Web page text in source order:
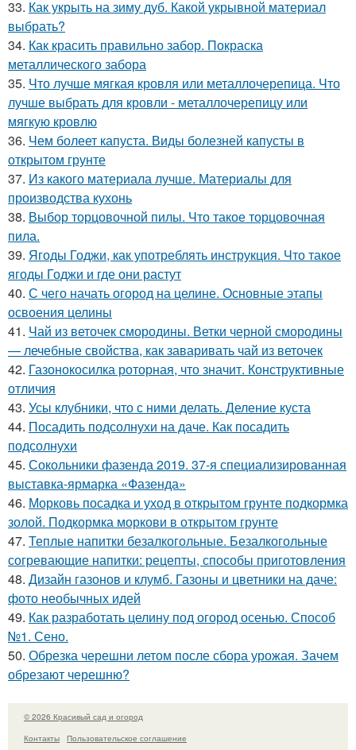
33. Как укрыть на зиму дуб. Какой укрывной материал
выбрать?
34. Как красить правильно забор. Покраска
металлического забора
35. Что лучше мягкая кровля или металлочерепица. Что
лучше выбрать для кровли - металлочерепицу или
мягкую кровлю
36. Чем болеет капуста. Виды болезней капусты в
открытом грунте
37. Из какого материала лучше. Материалы для
производства кухонь
38. Выбор торцовочной пилы. Что такое торцовочная
пила.
39. Ягоды Годжи, как употреблять инструкция. Что такое
ягоды Годжи и где они растут
40. С чего начать огород на целине. Основные этапы
освоения целины
41. Чай из веточек смородины. Ветки черной смородины
— лечебные свойства, как заваривать чай из веточек
42. Газонокосилка роторная, что значит. Конструктивные
отличия
43. Усы клубники, что с ними делать. Деление куста
44. Посадить подсолнухи на даче. Как посадить
подсолнухи
45. Сокольники фазенда 2019. 37-я специализированная
выставка-ярмарка «Фазенда»
46. Морковь посадка и уход в открытом грунте подкормка
золой. Подкормка моркови в открытом грунте
47. Теплые напитки безалкогольные. Безалкогольные
согревающие напитки: рецепты, способы приготовления
48. Дизайн газонов и клумб. Газоны и цветники на даче:
фото необычных идей
49. Как разработать целину под огород осенью. Способ
№1. Сено.
50. Обрезка черешни летом после сбора урожая. Зачем
обрезают черешню?
© 2026 Красивый сад и огород
Контакты
Пользовательское соглашение